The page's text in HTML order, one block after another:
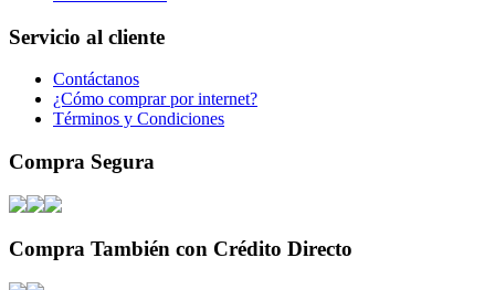
Servicio al cliente
Contáctanos
¿Cómo comprar por internet?
Términos y Condiciones
Compra Segura
Compra También con Crédito Directo